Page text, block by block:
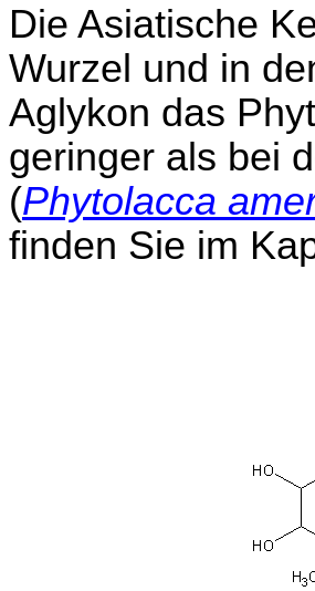
Die Asiatische
Wurzel und in
Aglykon das
geringer als bei
(Phytolacca
finden Sie im